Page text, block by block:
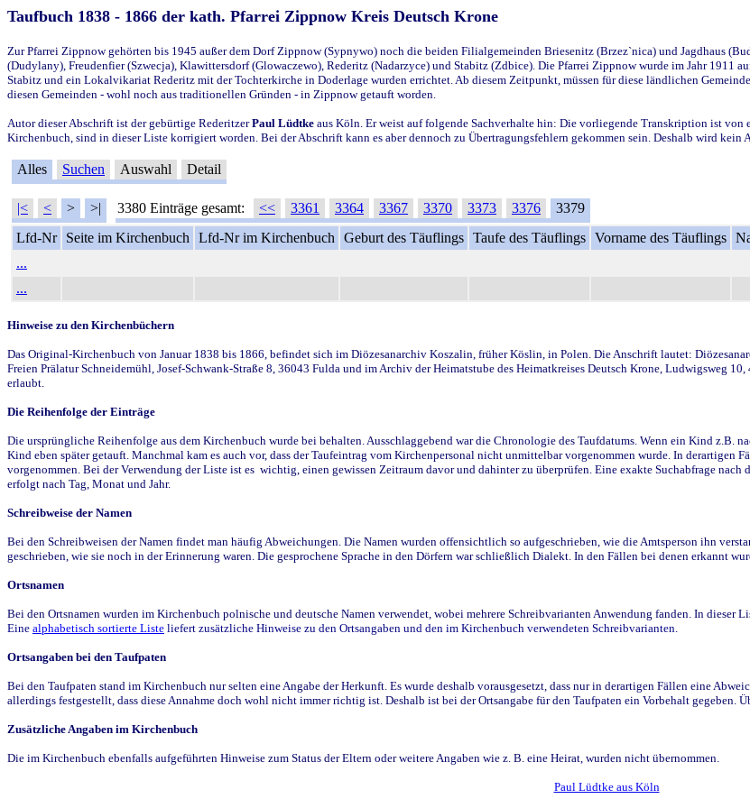
Taufbuch 1838 - 1866 der kath. Pfarrei Zippnow Kreis Deutsch Krone
Zur Pfarrei Zippnow gehörten bis 1945 außer dem Dorf Zippnow (Sypnywo) noch die beiden Filialgemeinden Briesenitz (Brzez`nica) und Jagdhaus
(Dudylany), Freudenfier (Szwecja), Klawittersdorf (Glowaczewo), Rederitz (Nadarzyce) und Stabitz (Zdbice). Die Pfarrei Zippnow wurde im Jahr 1911
Stabitz und ein Lokalvikariat Rederitz mit der Tochterkirche in Doderlage wurden errichtet. Ab diesem Zeitpunkt, müssen für diese ländlichen
diesen Gemeinden - wohl noch aus traditionellen Gründen - in Zippnow getauft worden.
Autor dieser Abschrift ist der gebürtige RederitzerPaul Lüdtke aus Köln. Er weist auf folgende Sachverhalte hin: Die vorliegende Transkription ist
Kirchenbuch, sind in dieser Liste korrigiert worden. Bei der Abschrift kann es aber dennoch zu Übertragungsfehlern gekommen sein. Deshalb wird kein
Alles Suchen Auswahl Detail
|< < > >| 3380 Einträge gesamt: << 3361 3364 3367 3370 3373 3376
3379
Lfd-Nr
Seite im Kirchenbuch Lfd-Nr im Kirchenbuch Geburt des Täuflings Taufe des Täuflings Vorname des Täuflings
...
...
Hinweise zu den Kirchenbüchern
Das Original-Kirchenbuch von Januar 1838 bis 1866, befindet sich im Diözesanarchiv Koszalin, früher Köslin, in Polen. Die Anschrift lautet:
Freien Prälatur Schneidemühl, Josef-Schwank-Straße 8, 36043 Fulda und im Archiv der Heimatstube des Heimatkreises Deutsch Krone, Ludwigsweg
erlaubt.
Die Reihenfolge der Einträge
Die ursprüngliche Reihenfolge aus dem Kirchenbuch wurde bei behalten. Ausschlaggebend war die Chronologie des Taufdatums. Wenn ein Kind z.B.
Kind eben später getauft. Manchmal kam es auch vor, dass der Taufeintrag vom Kirchenpersonal nicht unmittelbar vorgenommen wurde. In derartigen
vorgenommen. Bei der Verwendung der Liste ist es wichtig, einen gewissen Zeitraum davor und dahinter zu überprüfen. Eine exakte Suchabfrage
erfolgt nach Tag, Monat und Jahr.
Schreibweise der Namen
Bei den Schreibweisen der Namen findet man häufig Abweichungen. Die Namen wurden offensichtlich so aufgeschrieben, wie die Amtsperson ihn
geschrieben, wie sie noch in der Erinnerung waren. Die gesprochene Sprache in den Dörfern war schließlich Dialekt. In den Fällen bei denen erkannt
Ortsnamen
Bei den Ortsnamen wurden im Kirchenbuch polnische und deutsche Namen verwendet, wobei mehrere Schreibvarianten Anwendung fanden. In dieser
Eine alphabetisch sortierte Liste liefert zusätzliche Hinweise zu den Ortsangaben und den im Kirchenbuch verwendeten Schreibvarianten.
Ortsangaben bei den Taufpaten
Bei den Taufpaten stand im Kirchenbuch nur selten eine Angabe der Herkunft. Es wurde deshalb vorausgesetzt, dass nur in derartigen Fällen eine
allerdings festgestellt, dass diese Annahme doch wohl nicht immer richtig ist. Deshalb ist bei der Ortsangabe für den Taufpaten ein Vorbehalt gegeben.
Zusätzliche Angaben im Kirchenbuch
Die im Kirchenbuch ebenfalls aufgeführten Hinweise zum Status der Eltern oder weitere Angaben wie z. B. eine Heirat, wurden nicht übernommen.
Paul Lüdtke aus Köln